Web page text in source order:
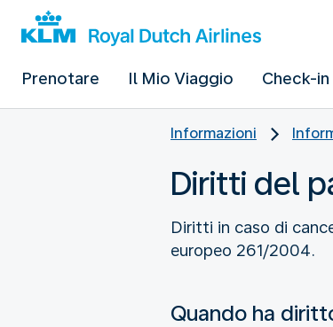
Prenotare Il Mio Viaggio Check-in
Informazioni
Diritti del
Diritti in caso di
europeo 261/2004.
Quando ha